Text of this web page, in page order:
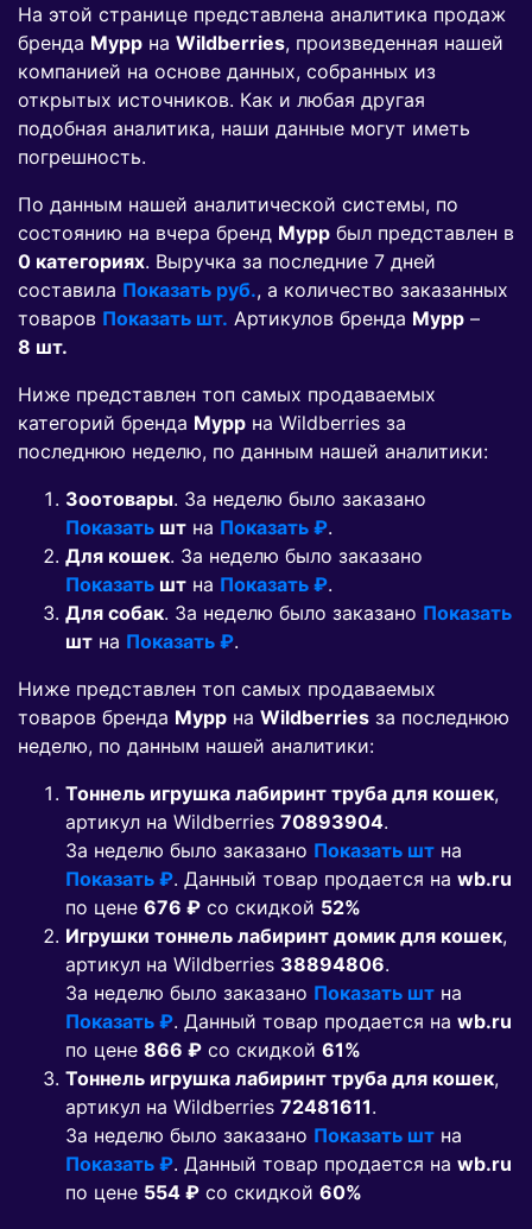
На этой странице представлена аналитика продаж
бренда Мурр на Wildberries, произведенная нашей
компанией на основе данных, собранных из
открытых источников. Как и любая другая
подобная аналитика, наши данные могут иметь
погрешность.
По данным нашей аналитической системы, по
состоянию на вчера бренд Мурр был представлен в
0 категориях. Выручка за последние 7 дней
составила Показать руб., а количество заказанных
товаров Показать шт. Артикулов бренда Мурр –
8 шт.
Ниже представлен топ самых продаваемых
категорий бренда Мурр на Wildberries за
последнюю неделю, по данным нашей аналитики:
Зоотовары. За неделю было заказано
Показать шт на Показать ₽.
Для кошек. За неделю было заказано
Показать шт на Показать ₽.
Для собак. За неделю было заказано Показать
шт на Показать ₽.
Ниже представлен топ самых продаваемых
товаров бренда Мурр на Wildberries за последнюю
неделю, по данным нашей аналитики:
Тоннель игрушка лабиринт труба для кошек,
артикул на Wildberries 70893904.
За неделю было заказано Показать шт на
Показать ₽. Данный товар продается на wb.ru
по цене 676 ₽ co скидкой 52%
Игрушки тоннель лабиринт домик для кошек,
артикул на Wildberries 38894806.
За неделю было заказано Показать шт на
Показать ₽. Данный товар продается на wb.ru
по цене 866 ₽ co скидкой 61%
Тоннель игрушка лабиринт труба для кошек,
артикул на Wildberries 72481611.
За неделю было заказано Показать шт на
Показать ₽. Данный товар продается на wb.ru
по цене 554 ₽ co скидкой 60%